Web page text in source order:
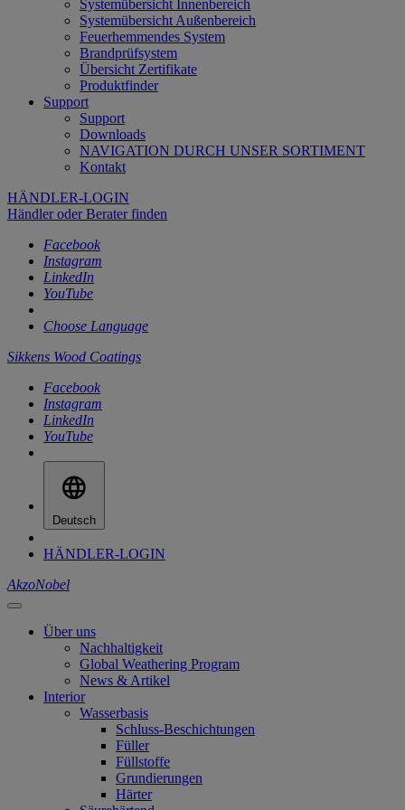
Systemübersicht Innenbereich
Systemübersicht Außenbereich
Feuerhemmendes System
Brandprüfsystem
Übersicht Zertifikate
Produktfinder
Support
Support
Downloads
NAVIGATION DURCH UNSER SORTIMENT
Kontakt
HÄNDLER-LOGIN
Händler oder Berater finden
Facebook
Instagram
LinkedIn
YouTube
Choose Language
Sikkens Wood Coatings
Facebook
Instagram
LinkedIn
YouTube
Deutsch
HÄNDLER-LOGIN
AkzoNobel
Über uns
Nachhaltigkeit
Global Weathering Program
News & Artikel
Interior
Wasserbasis
Schluss-Beschichtungen
Füller
Füllstoffe
Grundierungen
Härter